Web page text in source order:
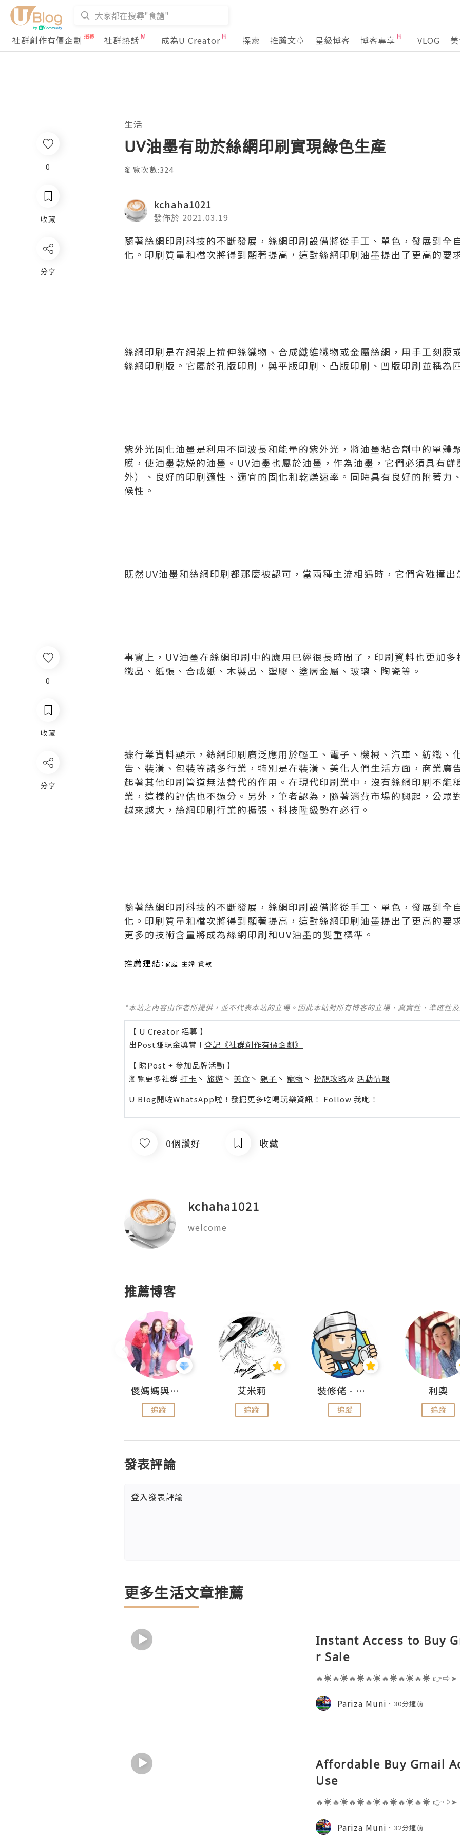
社群創作有價企劃 社群熱話 成為U Creator 探索 推薦文章 星級博客 博客專享 VLOG
0
收藏
分享
生活
UV油墨有助於絲網印刷實現綠色生產
瀏覽次數:324
kchaha1021
發佈於 2021.03.19
隨著絲網印刷科技的不斷發展，絲網印刷設備將從手工、單色，發展到全
化。印刷質量和檔次將得到顯著提高，這對絲網印刷油墨提出了更高的要
絲網印刷是在網架上拉伸絲織物、合成纖維織物或金屬絲網，用手工刻膜
絲網印刷版。它屬於孔版印刷，與平版印刷、凸版印刷、凹版印刷並稱為
紫外光固化油墨是利用不同波長和能量的紫外光，將油墨粘合劑中的單體
膜，使油墨乾燥的油墨。UV油墨也屬於油墨，作為油墨，它們必須具有
外）、良好的印刷適性、適宜的固化和乾燥速率。同時具有良好的附著力
候性。
既然UV油墨和絲網印刷都那麼被認可，當兩種主流相遇時，它們會碰撞
事實上，UV油墨在絲網印刷中的應用已經很長時間了，印刷資料也更加
織品、紙張、合成紙、木製品、塑膠、塗層金屬、玻璃、陶瓷等。
據行業資料顯示，絲網印刷廣泛應用於輕工、電子、機械、汽車、紡織、
告、裝潢、包裝等諸多行業，特別是在裝潢、美化人們生活方面，商業廣
起著其他印刷管道無法替代的作用。在現代印刷業中，沒有絲網印刷不能
業，這樣的評估也不過分。另外，筆者認為，隨著消費市場的興起，公眾
越來越大，絲網印刷行業的擴張、科技陞級勢在必行。
隨著絲網印刷科技的不斷發展，絲網印刷設備將從手工、單色，發展到全
化。印刷質量和檔次將得到顯著提高，這對絲網印刷油墨提出了更高的要
更多的技術含量將成為絲網印刷和UV油墨的雙重標準。
推薦連結: 家庭 主婦 貸款
*本站之內容由作者所提供，並不代表本站的立場。因此本站對所有博客的立場、真實性、準確性
【 U Creator 招募 】
出Post賺現金獎賞 l 登記《社群創作有價企劃》
【 睇Post + 參加品牌活動 】
瀏覽更多社群 打卡 丶 旅遊 丶 美食 丶 親子 丶 寵物 丶 扮靚攻略及 活動情報
U Blog開咗WhatsApp啦！發掘更多吃喝玩樂資訊！ Follow 我哋 ！
0個讚好 收藏
kchaha1021
welcome
推薦博客
儍媽媽與兩隻小魔怪之家
追蹤
艾米莉
追蹤
裝修佬 - 香港一站式網上裝修平台
追蹤
利奧
追蹤
發表評論
登入發表評論
更多生活文章推薦
Instant Access to Buy
r Sale
🔥☀️🔥☀️🔥☀️🔥☀️🔥☀️🔥☀️🔥☀️ 👉⇨➤
ail.com 👉⇨➤ Visit To Website:
s one of the most widely used
Pariza Muni 30分鐘前
Affordable Buy Gmail
Use
🔥☀️🔥☀️🔥☀️🔥☀️🔥☀️🔥☀️🔥☀️ 👉⇨➤
ail.com 👉⇨➤ Visit To Website:
s one of the most widely used
Pariza Muni 32分鐘前
0
收藏
分享